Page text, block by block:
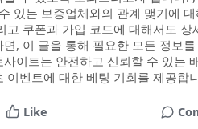
있는 보증업체와의 관계 맺기에
고 쿠폰과 가입 코드에 대해서도
면, 이 글을 통해 필요한 모든 정보
사이트는 안전하고 신뢰할 수 있는
이벤트에 대한 베팅 기회를 제공합
Like